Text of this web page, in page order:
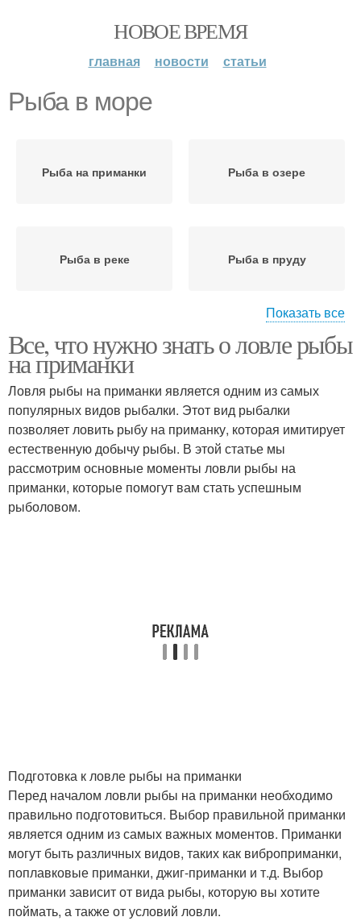
НОВОЕ ВРЕМЯ
главная новости статьи
Рыба в море
Рыба на приманки Рыба в озере
Рыба в реке Рыба в пруду
Рыба в океане
условиях
Показать все
Все, что нужно знать о ловле рыбы
на приманки
Ловля рыбы на приманки является одним из самых
популярных видов рыбалки. Этот вид рыбалки
позволяет ловить рыбу на приманку, которая имитирует
естественную добычу рыбы. В этой статье мы
рассмотрим основные моменты ловли рыбы на
приманки, которые помогут вам стать успешным
рыболовом.
Подготовка к ловле рыбы на приманки
Перед началом ловли рыбы на приманки необходимо
правильно подготовиться. Выбор правильной приманки
является одним из самых важных моментов. Приманки
могут быть различных видов, таких как виброприманки,
поплавковые приманки, джиг-приманки и т.д. Выбор
приманки зависит от вида рыбы, которую вы хотите
поймать, а также от условий ловли.